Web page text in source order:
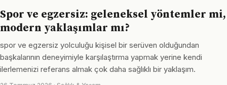
Spor ve egzersiz: geleneksel yöntemler mi,
modern yaklaşımlar mı?
spor ve egzersiz yolculuğu kişisel bir serüven olduğundan
başkalarının deneyimiyle karşılaştırma yapmak yerine kendi
ilerlemenizi referans almak çok daha sağlıklı bir yaklaşım.